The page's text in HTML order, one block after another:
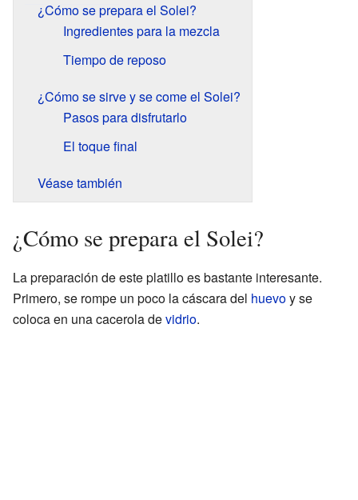
¿Cómo se prepara el Solei?
Ingredientes para la mezcla
Tiempo de reposo
¿Cómo se sirve y se come el Solei?
Pasos para disfrutarlo
El toque final
Véase también
¿Cómo se prepara el Solei?
La preparación de este platillo es bastante interesante.
Primero, se rompe un poco la cáscara del huevoy se
coloca en una cacerola devidrio.